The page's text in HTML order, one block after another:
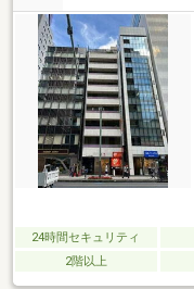
24時間セキュリティ
2階以上